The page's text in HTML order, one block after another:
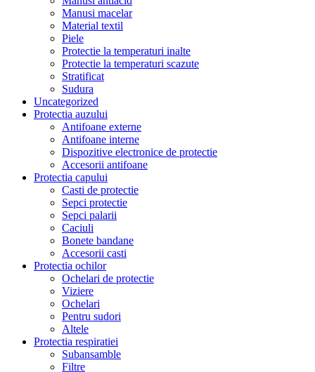
Manusi macelar
Material textil
Piele
Protectie la temperaturi inalte
Protectie la temperaturi scazute
Stratificat
Sudura
Uncategorized
Protectia auzului
Antifoane externe
Antifoane interne
Dispozitive electronice de protectie
Accesorii antifoane
Protectia capului
Casti de protectie
Sepci protectie
Sepci palarii
Caciuli
Bonete bandane
Accesorii casti
Protectia ochilor
Ochelari de protectie
Viziere
Ochelari
Pentru sudori
Altele
Protectia respiratiei
Subansamble
Filtre